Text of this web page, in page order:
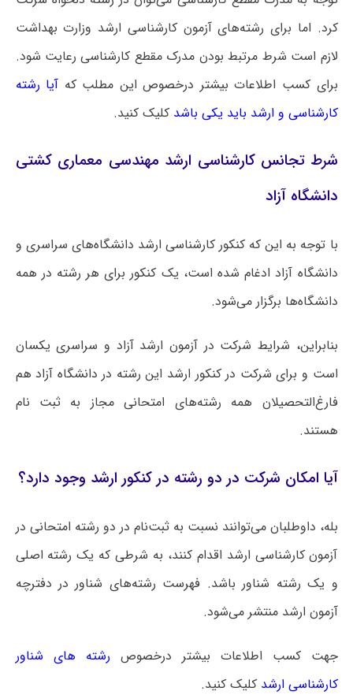
کرد. اما برای رشته‌های آزمون کارشناسی ارشد وزارت بهداشت
لازم است شرط مرتبط بودن مدرک مقطع کارشناسی رعایت شود.
برای کسب اطلاعات بیشتر درخصوص این مطلب که آیا رشته
کارشناسی و ارشد باید یکی باشد کلیک کنید.
شرط تجانس کارشناسی ارشد مهندسی معماری کشتی
دانشگاه آزاد
با توجه به این که کنکور کارشناسی ارشد دانشگاه‌های سراسری و
دانشگاه آزاد ادغام شده است، یک کنکور برای هر رشته در همه
دانشگاه‌ها برگزار می‌شود.
بنابراین، شرایط شرکت در آزمون ارشد آزاد و سراسری یکسان
است و برای شرکت در کنکور ارشد این رشته در دانشگاه آزاد هم
فارغ‌التحصیلان همه رشته‌های امتحانی مجاز به ثبت نام
هستند.
آیا امکان شرکت در دو رشته در کنکور ارشد وجود دارد؟
بله، داوطلبان می‌توانند نسبت به ثبت‌نام در دو رشته امتحانی در
آزمون کارشناسی ارشد اقدام کنند، به شرطی که یک رشته اصلی
و یک رشته شناور باشد. فهرست رشته‌های شناور در دفترچه
آزمون ارشد منتشر می‌شود.
جهت کسب اطلاعات بیشتر درخصوص رشته های شناور
کارشناسی ارشد کلیک کنید.